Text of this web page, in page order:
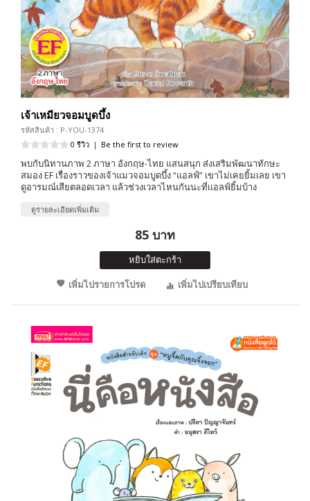
เจ้าเหมียวจอมบูดบึ้ง
รหัสสินค้า : P-YOU-1374
0 รีวิว | Be the first to review
พบกับนิทานภาพ 2 ภาษา อังกฤษ-ไทย แสนสนุก ส่งเสริมพัฒนาทักษะ
สมอง EF เรื่องราวของเจ้าแมวจอมบูดบึ้ง “แอลฟ์” เขาไม่เคยยิ้มเลย เขา
ดูอารมณ์เสียตลอดเวลา แล้วช่วงเวลาไหนกันนะที่เเอลฟ์ยิ้มบ้าง
ดูรายละเอียดเพิ่มเติม
85 บาท
หยิบใส่ตะกร้า
เพิ่มไปรายการโปรด
เพิ่มไปเปรียบเทียบ